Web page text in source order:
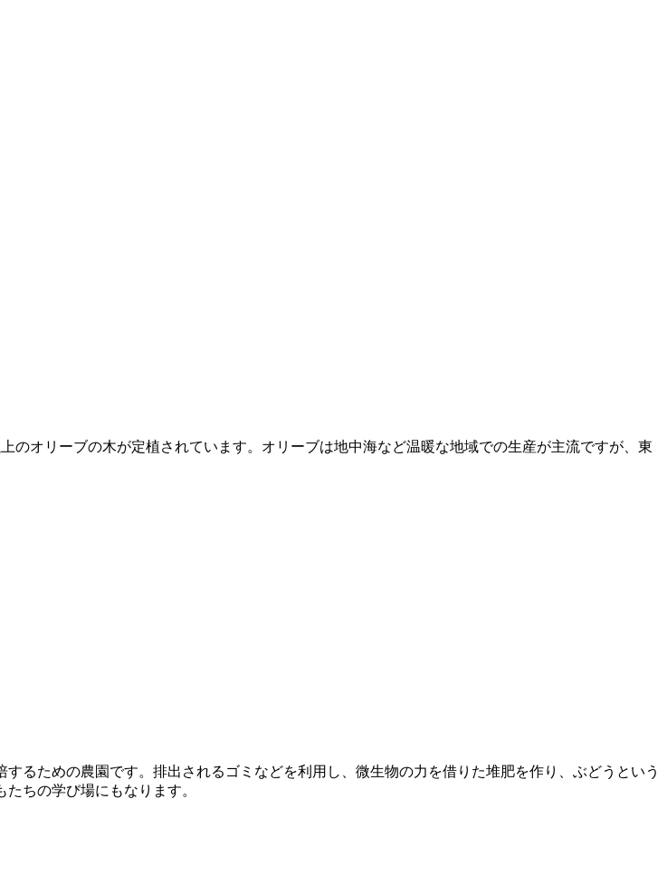
のオリーブの木が定植されています。オリーブは地中海など温暖な地域での生産が主流ですが、東
るための農園です。排出されるゴミなどを利用し、微生物の力を借りた堆肥を作り、ぶどうという
ちの学び場にもなります。